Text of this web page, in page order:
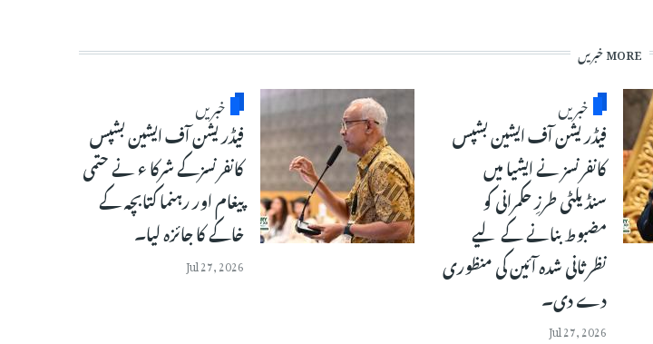
MORE خبریں
خبریں
فیڈریشن آف ایشین بشپس
کانفرنسز نے ایشیا میں
سنڈیلٹی طرزِ حکمرانی کو
مضبوط بنانے کے لیے
نظرثانی شدہ آئین کی منظوری
دے دی۔
Jul 27, 2026
خبریں
فیڈریشن آف ایشین بشپس
کانفرنسزکے شرکا ء نے حتمی
پیغام اور رہنما کتابچہ کے
خاکے کا جائزہ لیا۔
Jul 27, 2026